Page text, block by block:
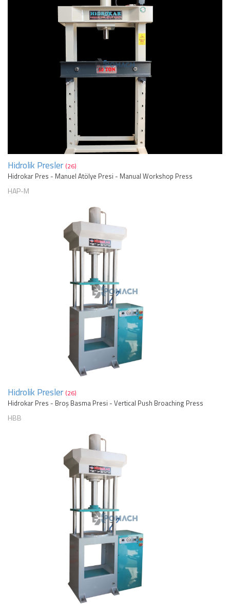
Hidrolik Presler (26)
Hidrokar Pres - Manuel Atölye Presi - Manual Workshop Press
HAP-M
Hidrolik Presler (26)
Hidrokar Pres - Broş Basma Presi - Vertical Push Broaching Press
HBB